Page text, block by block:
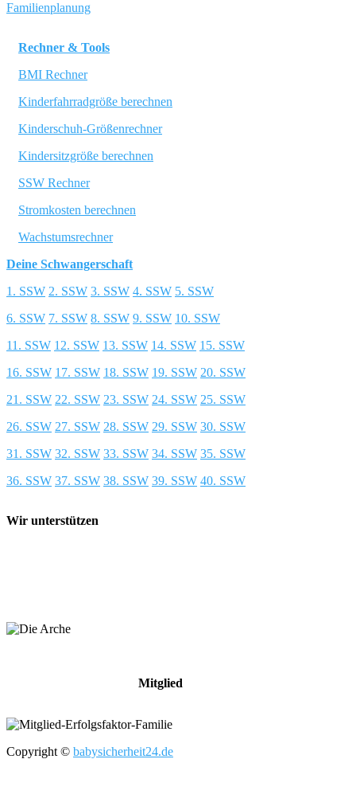
Familienplanung
Rechner & Tools
BMI Rechner
Kinderfahrradgröße berechnen
Kinderschuh-Größenrechner
Kindersitzgröße berechnen
SSW Rechner
Stromkosten berechnen
Wachstumsrechner
Deine Schwangerschaft
1. SSW 2. SSW 3. SSW 4. SSW 5. SSW
6. SSW 7. SSW 8. SSW 9. SSW 10. SSW
11. SSW 12. SSW 13. SSW 14. SSW 15. SSW
16. SSW 17. SSW 18. SSW 19. SSW 20. SSW
21. SSW 22. SSW 23. SSW 24. SSW 25. SSW
26. SSW 27. SSW 28. SSW 29. SSW 30. SSW
31. SSW 32. SSW 33. SSW 34. SSW 35. SSW
36. SSW 37. SSW 38. SSW 39. SSW 40. SSW
Wir unterstützen
Mitglied
Copyright © babysicherheit24.de